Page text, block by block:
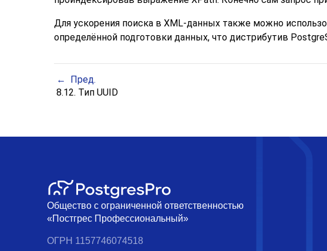
Для ускорения поиска в XML-данных также можно
определённой подготовки данных, что дистрибутив
Пред.
8.12. ТипUUID
Общество с ограниченной ответственностью
«Постгрес Профессиональный»
ОГРН 1157746074518